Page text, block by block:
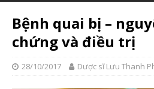
Bệnh quai bị –
chứng và điều trị
28/10/2017 Dược sĩ Lưu Thanh